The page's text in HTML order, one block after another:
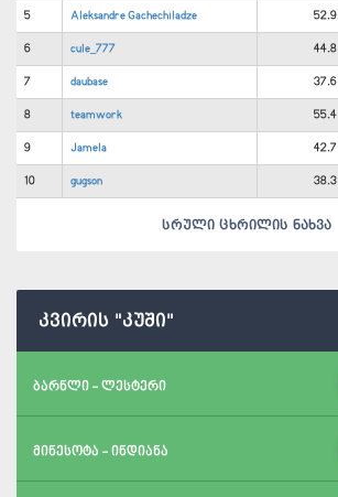
5 Aleksandre Gachechiladze 52.9
6 cule_777 44.8
7 daubase 37.6
8 teamwork 55.4
9 Jamela 42.7
10 gugson 38.3
სრული ცხრილის ნახვა
კვირის "კუში"
ბარნლი - ლესტერი
მინესოტა - ინდიანა